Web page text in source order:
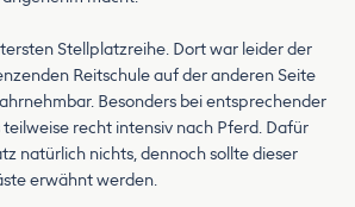
Stellplatzreihe. Dort war leider der
Reitschule auf der anderen Seite
Besonders bei entsprechender
recht intensiv nach Pferd. Dafür
natürlich nichts, dennoch sollte dieser
erwähnt werden.